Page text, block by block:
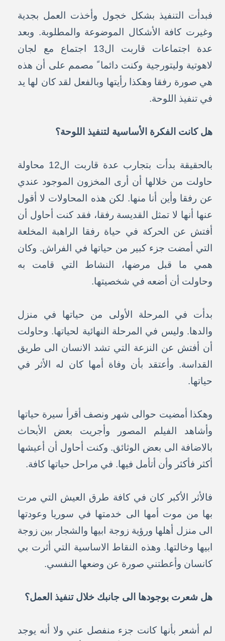
فبدأت التنفيذ بشكل خجول وأخذت العمل بجدية
وغيرت كافة الأشكال الموضوعة والمطلوبة. وبعد
عدة اجتماعات قاربت ال13 اجتماع مع لجان
لاهوتية وليتورجية وكنت دائما ً مصمم على أن هذه
هي صورة رفقا وهكذا رأيتها وبالفعل لقد كان لها يد
في تنفيذ اللوحة.
هل كانت الفكرة الأساسية لتنفيذ اللوحة؟
بالحقيقة بدأت بتجارب عدة قاربت ال12 محاولة
حاولت من خلالها أن أرى المخزون الموجود عندي
عن رفقا وأين أنا منها. لكن هذه المحاولات لا أقول
عنها أنها لا تمثل القديسة رفقا، فقد كنت أحاول أن
أفتش عن الحركة في حياة رفقا الراهبة المخلعة
التي أمضت جزء كبير من حياتها في الفراش. وكان
همي ما قبل مرضها، النشاط التي قامت به
وحاولت أن أضعه في شخصيتها.
بدأت في المرحلة الأولى من حياتها في منزل
والدها. وليس في المرحلة النهائية لحياتها. وحاولت
أن أفتش عن النزعة التي تشد الانسان الى طريق
القداسة. وأعتقد بأن وفاة أمها كان له الأثر في
حياتها.
وهكذا أمضيت حوالى شهر ونصف أقرأ سيرة حياتها
وأشاهد الفيلم المصور وأجريت بعض الأبحاث
بالاضافة الى بعض الوثائق. وكنت أحاول أن أعيشها
أكثر فأكثر وأن أتأمل فيها. في مراحل حياتها كافة.
فالأثر الأكبر كان في كافة طرق العيش التي مرت
بها من موت أمها الى خدمتها في سوريا وعودتها
الى منزل أهلها ورؤية زوجة ابيها والشجار بين زوجة
ابيها وخالتها. وهذه النقاط الاساسية التي أثرت بي
كانسان وأعطتني صورة عن وضعها النفسي.
هل شعرت بوجودها الى جانبك خلال تنفيذ العمل؟
لم أشعر بأنها كانت جزء منفصل عني ولا أنه يوجد